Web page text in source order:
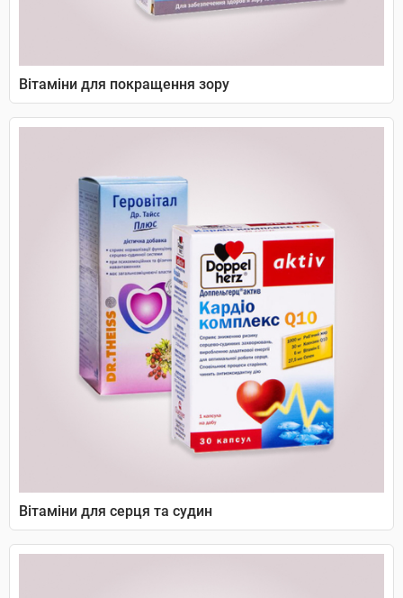
Вітаміни для покращення зору
Вітаміни для серця та судин